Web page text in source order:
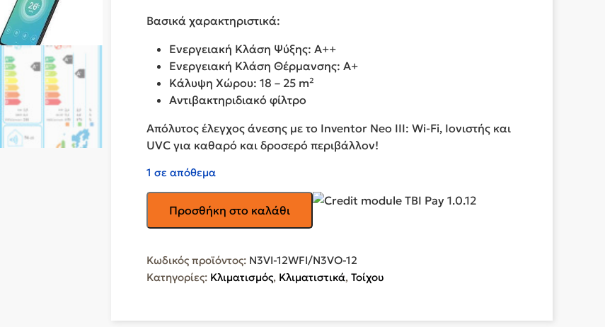
Βασικά χαρακτηριστικά:
Ενεργειακή Κλάση Ψύξης: A++
Ενεργειακή Κλάση Θέρμανσης: A+
Κάλυψη Χώρου: 18 – 25 m²
Αντιβακτηριδιακό φίλτρο
Απόλυτος έλεγχος άνεσης με το Inventor Neo III: Wi-Fi, Ιονιστής και
UVC για καθαρό και δροσερό περιβάλλον!
1 σε απόθεμα
Inverter
12000
A++/A+
Προσθήκη στο καλάθι
Κωδικός προϊόντος: N3VI-12WFI/N3VO-12
Κατηγορίες: Κλιματισμός, Κλιματιστικά, Τοίχου